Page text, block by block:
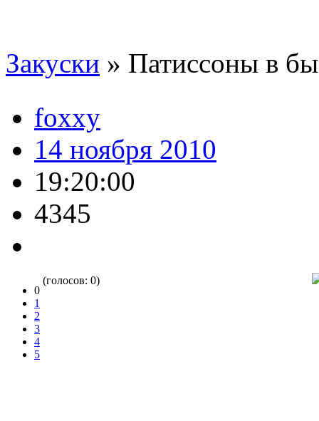
Закуски » Патиссоны в
foxxy
14 ноября 2010
19:20:00
4345
0
1
2
3
4
5
(голосов: 0)